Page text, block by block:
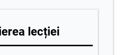
lecției